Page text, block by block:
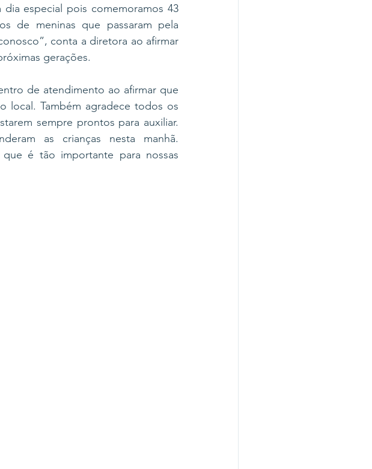
especial pois comemoramos 43
de meninas que passaram pela
conta a diretora ao afirmar
gerações.
de atendimento ao afirmar que
local. Também agradece todos os
sempre prontos para auxiliar.
as crianças nesta manhã.
é tão importante para nossas